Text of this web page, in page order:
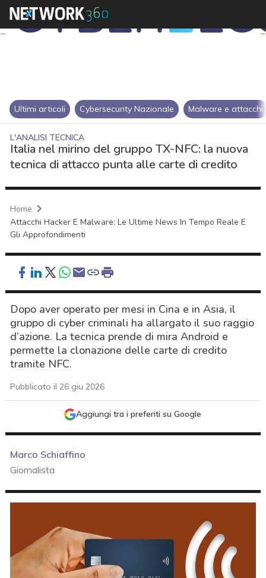
Ultimi articoli Cybersecurity Nazionale Malware e attacchi
L'ANALISI TECNICA
Italia nel mirino del gruppo TX-NFC: la nuova
tecnica di attacco punta alle carte di credito
Home
Attacchi Hacker E Malware: Le Ultime News In Tempo Reale E
Gli Approfondimenti
Dopo aver operato per mesi in Cina e in Asia, il
gruppo di cyber criminali ha allargato il suo raggio
d’azione. La tecnica prende di mira Android e
permette la clonazione delle carte di credito
tramite NFC.
Pubblicato il 26 giu 2026
Aggiungi tra i preferiti su Google
Marco Schiaffino
Giornalista